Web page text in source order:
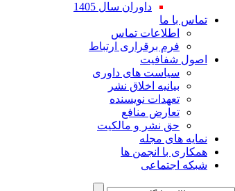
داوران سال 1405
تماس با ما
اطلاعات تماس
فرم برقراری ارتباط
اصول شفافیت
سیاست های داوری
بیانیه اخلاق نشر
تعهدات نویسنده
تعارض منافع
حق نشر و مالکیت
نمایه های مجله
همکاری با انجمن ها
شبکه اجتماعی